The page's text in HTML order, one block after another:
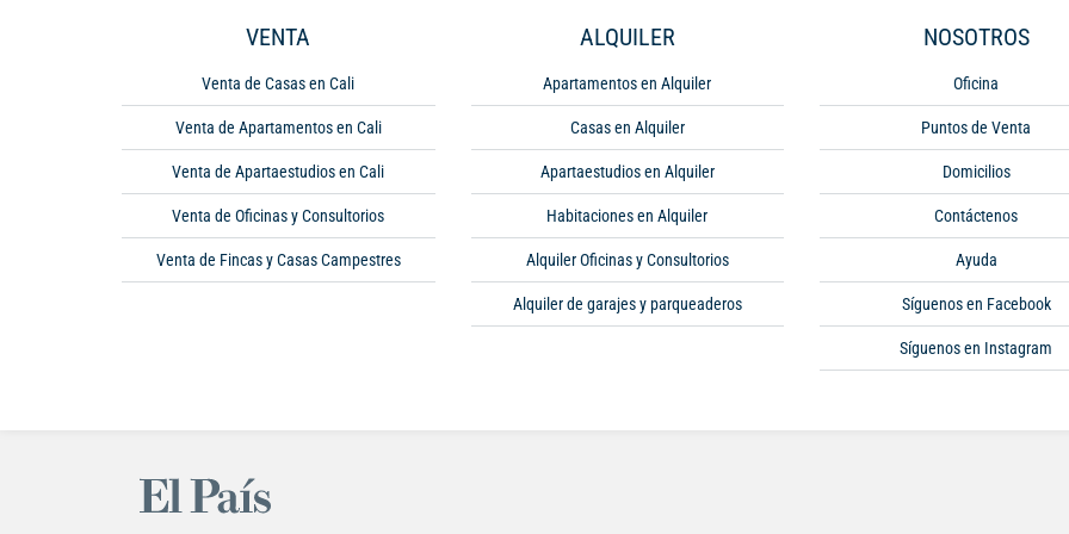
VENTA
Venta de Casas en Cali
Venta de Apartamentos en Cali
Venta de Apartaestudios en Cali
Venta de Oficinas y Consultorios
Venta de Fincas y Casas Campestres
ALQUILER
Apartamentos en Alquiler
Casas en Alquiler
Apartaestudios en Alquiler
Habitaciones en Alquiler
Alquiler Oficinas y Consultorios
Alquiler de garajes y parqueaderos
NOSOTROS
Oficina
Puntos de Venta
Domicilios
Contáctenos
Ayuda
Síguenos en Facebook
Síguenos en Instagram